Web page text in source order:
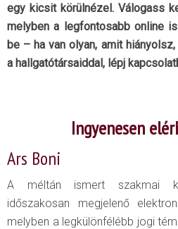
egy kicsit körülnézel. Válogass
melyben a legfontosabb online
be – ha van olyan, amit
a hallgatótársaiddal, lépj
Ingyenesen
Ars Boni
A méltán ismert szakmai
időszakosan megjelenő
melyben a legkülönfélébb jogi